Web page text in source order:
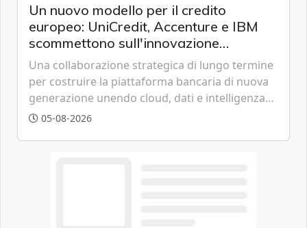
Un nuovo modello per il credito
europeo: UniCredit, Accenture e IBM
scommettono sull'innovazione
tecnologica
Una collaborazione strategica di lungo termine
per costruire la piattaforma bancaria di nuova
generazione unendo cloud, dati e intelligenza
artificiale.
05-08-2026